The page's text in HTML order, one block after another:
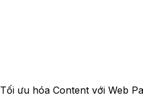
Tối ưu hóa Content với Web